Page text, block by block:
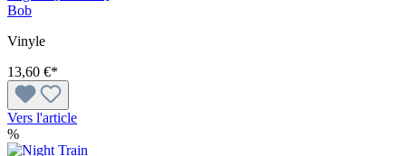
Bob
Vinyle
13,60 €*
Vers l'article
%